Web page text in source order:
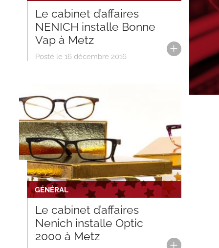
Le cabinet d’affaires
NENICH installe Bonne
Vap à Metz
Posté le 16 décembre 2016
GÉNÉRAL
Le cabinet d’affaires
Nenich installe Optic
2000 à Metz